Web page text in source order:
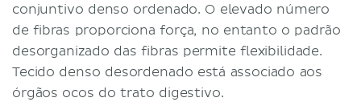
conjuntivo denso ordenado. O elevado número
de fibras proporciona força, no entanto o padrão
desorganizado das fibras permite flexibilidade.
Tecido denso desordenado está associado aos
órgãos ocos do trato digestivo.